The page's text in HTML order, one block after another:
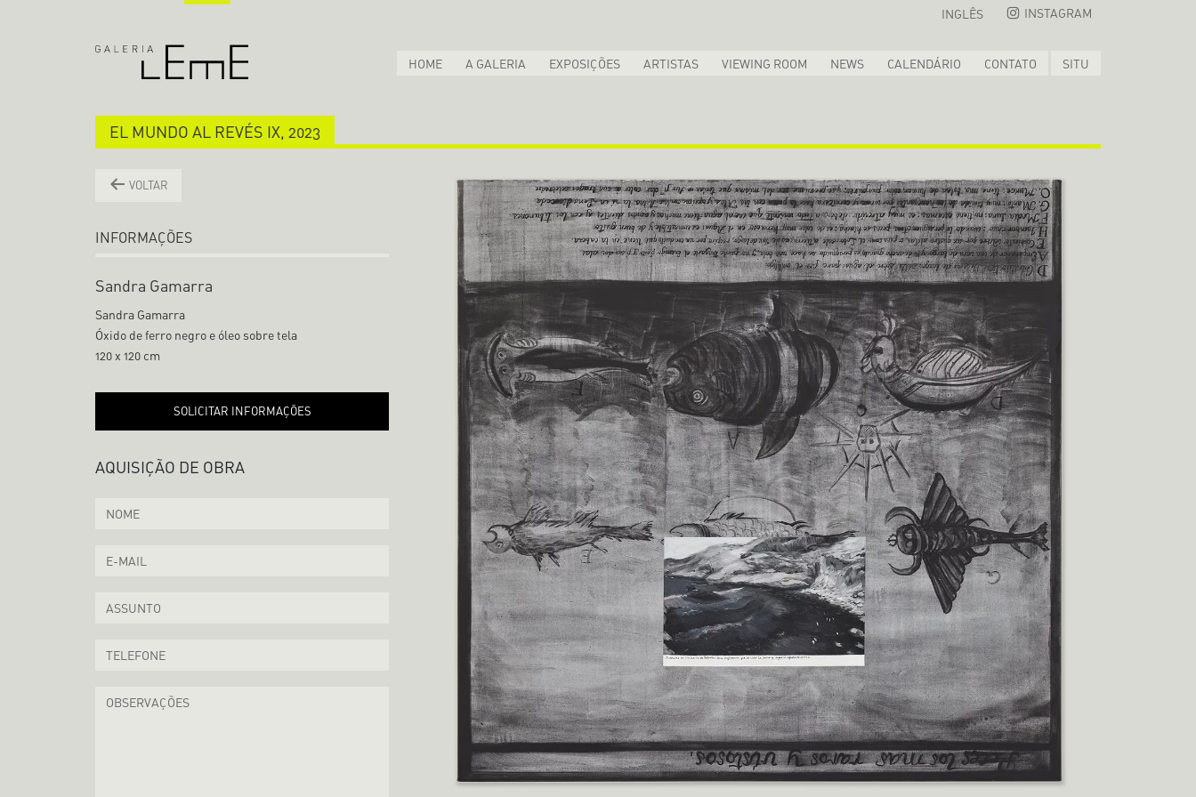
INGLÊS INSTAGRAM
HOME A GALERIA EXPOSIÇÕES ARTISTAS VIEWING ROOM NEWS CALENDÁRIO CONTATO SITU
EL MUNDO AL REVÉS IX, 2023
VOLTAR
INFORMAÇÕES
Sandra Gamarra
Sandra Gamarra
Óxido de ferro negro e óleo sobre tela
120 x 120 cm
SOLICITAR INFORMAÇÕES
AQUISIÇÃO DE OBRA